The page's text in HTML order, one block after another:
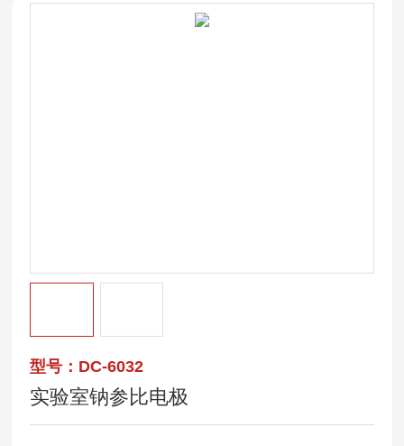
型号：DC-6032
实验室钠参比电极